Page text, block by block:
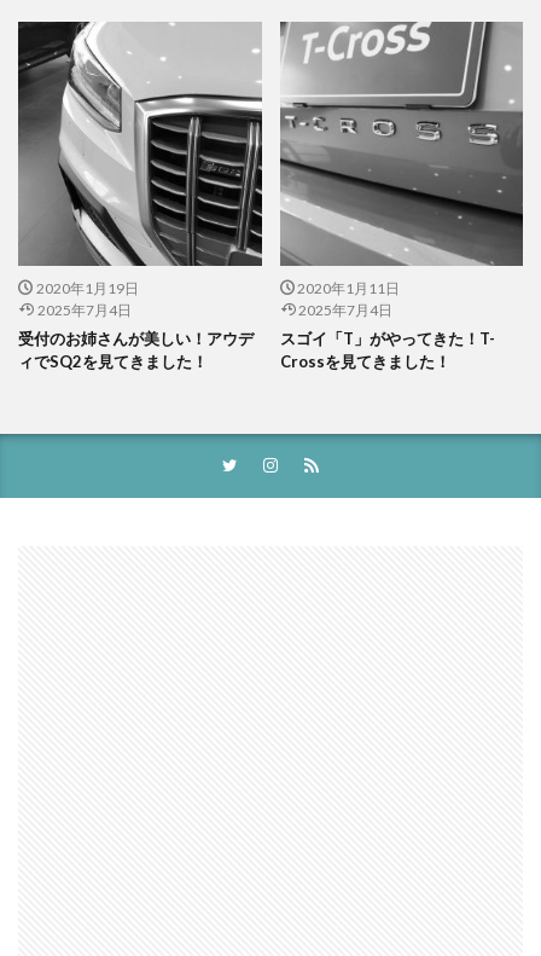
2020年1月19日
2025年7月4日
受付のお姉さんが美しい！アウデ
ィでSQ2を見てきました！
2020年1月11日
2025年7月4日
スゴイ「T」がやってきた！T-
Crossを見てきました！